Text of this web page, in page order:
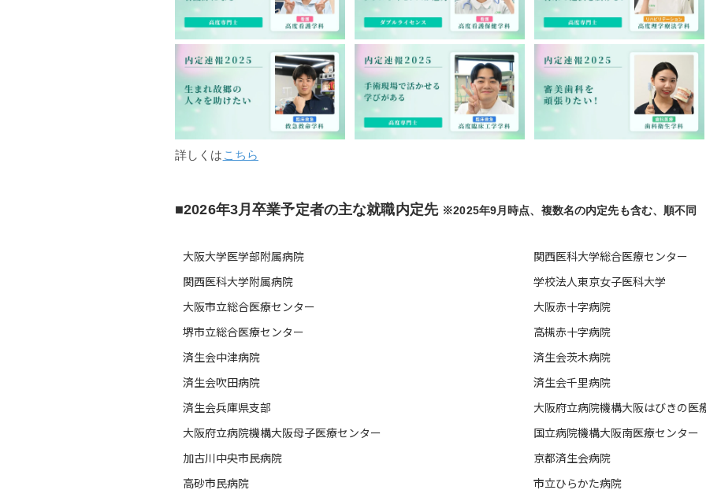
詳しくは こちら
■2026年3月卒業予定者の主な就職内定先 ※2025年9月時点、複数名の内定先も含む、順不同
大阪大学医学部附属病院
関西医科大学総合医療センター
関西医科大学附属病院
学校法人東京女子医科大学
大阪市立総合医療センター
大阪赤十字病院
堺市立総合医療センター
高槻赤十字病院
済生会中津病院
済生会茨木病院
済生会吹田病院
済生会千里病院
済生会兵庫県支部
大阪府立病院機構大阪はびきの医
大阪府立病院機構大阪母子医療センター
国立病院機構大阪南医療センター
加古川中央市民病院
京都済生会病院
高砂市民病院
市立ひらかた病院